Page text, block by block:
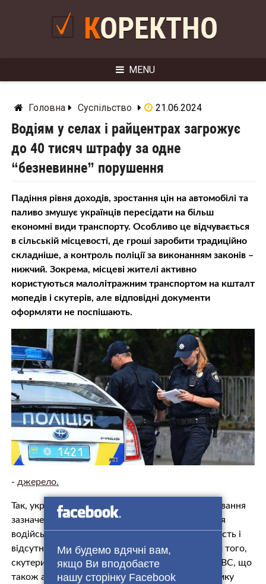
Ми будемо вдячні вам,
якщо Ви вподобаєте
нашу сторінку Facebook
КОРЕКТНО
MENU
Головна Суспільство 21.06.2024
Водіям у селах і райцентрах загрожує
до 40 тисяч штрафу за одне
“безневинне” порушення
Падіння рівня доходів, зростання цін на автомобілі та
паливо змушує українців пересідати на більш
економні види транспорту. Особливо це відчувається
в сільській місцевості, де гроші заробити традиційно
складніше, а контроль поліції за виконанням законів –
нижчий. Зокрема, місцеві жителі активно
користуються малолітражним транспортом на кшталт
мопедів і скутерів, але відповідні документи
оформляти не поспішають.
- джерело.
Так, українське законодавство вимагає для керування
зазначеними транспортними засобами відкриття
водійської категорії А1. Зважаючи на необізнаність і
відсутність контролю, це мало хто робить. Крім того,
скутери і мопеди потрібно ставити на облік у МВС, що
також активно ігнорується українцями. У підсумку